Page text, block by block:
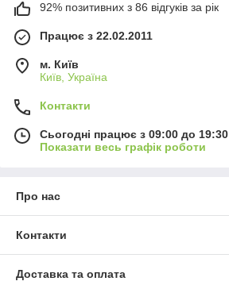
92% позитивних з 86 відгуків за рік
Працює з 22.02.2011
м. Київ
Київ, Україна
Контакти
Сьогодні працює з 09:00 до 19:30
Показати весь графік роботи
Про нас
Контакти
Доставка та оплата